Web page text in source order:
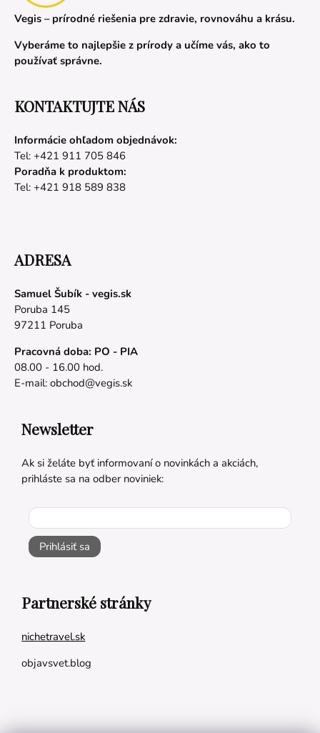
Vegis – prírodné riešenia pre zdravie, rovnováhu a krásu.
Vyberáme to najlepšie z prírody a učíme vás, ako to
používať správne.
KONTAKTUJTE NÁS
Informácie ohľadom objednávok:
Tel: +421 911 705 846
Poradňa k produktom:
Tel: +421 918 589 838
ADRESA
Samuel Šubík - vegis.sk
Poruba 145
97211 Poruba
Pracovná doba: PO - PIA
08.00 - 16.00 hod.
E-mail: obchod@vegis.sk
Newsletter
Ak si želáte byť informovaní o novinkách a akciách,
prihláste sa na odber noviniek:
Prihlásiť sa
Partnerské stránky
nichetravel.sk
objavsvet.blog